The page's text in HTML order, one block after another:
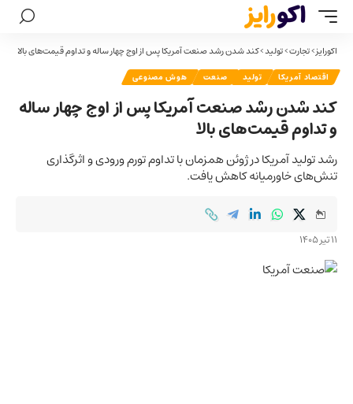
اکورایز>تجارت>تولید>کند شدن رشد صنعت آمریکا پس از اوج چهار ساله و تداوم قیمت‌های بالا
اقتصاد آمریکا تولید صنعت هوش مصنوعی
کند شدن رشد صنعت آمریکا پس از اوج چهار ساله
و تداوم قیمت‌های بالا
رشد تولید آمریکا در ژوئن همزمان با تداوم تورم ورودی و اثرگذاری
تنش‌های خاورمیانه کاهش یافت.
11 تیر 1405